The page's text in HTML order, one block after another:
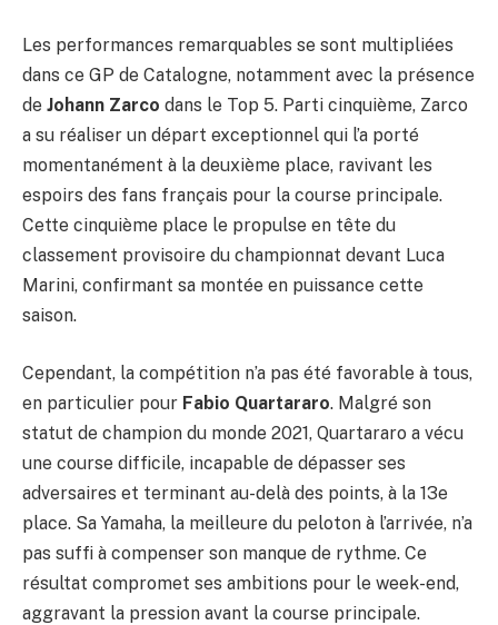
Les performances remarquables se sont multipliées
dans ce GP de Catalogne, notamment avec la présence
de Johann Zarco dans le Top 5. Parti cinquième, Zarco
a su réaliser un départ exceptionnel qui l’a porté
momentanément à la deuxième place, ravivant les
espoirs des fans français pour la course principale.
Cette cinquième place le propulse en tête du
classement provisoire du championnat devant Luca
Marini, confirmant sa montée en puissance cette
saison.
Cependant, la compétition n’a pas été favorable à tous,
en particulier pour Fabio Quartararo. Malgré son
statut de champion du monde 2021, Quartararo a vécu
une course difficile, incapable de dépasser ses
adversaires et terminant au-delà des points, à la 13e
place. Sa Yamaha, la meilleure du peloton à l’arrivée, n’a
pas suffi à compenser son manque de rythme. Ce
résultat compromet ses ambitions pour le week-end,
aggravant la pression avant la course principale.